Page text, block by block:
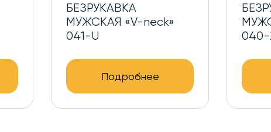
БЕЗРУКАВКА
МУЖСКАЯ «SPORT»
040-U
Подробнее
041-